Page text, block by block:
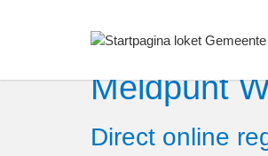
Meldpunt
Direct online